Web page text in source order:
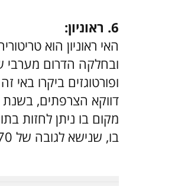
6. ראוניון:
האי ראוניון הוא
ובחלקה הדרום מערבי
ופורטוגזים ביקרו
מקום בו ניתן לחזות
בו, שנישא לגובה של 3,070 מטרים מעל פני האדמה.